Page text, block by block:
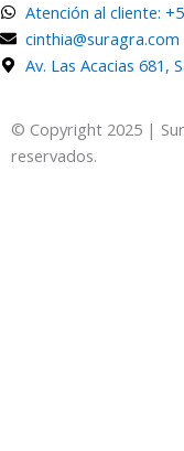
Atención al cliente:
cinthia@suragra.com
Av. Las Acacias 681,
© Copyright 2025 |
reservados.